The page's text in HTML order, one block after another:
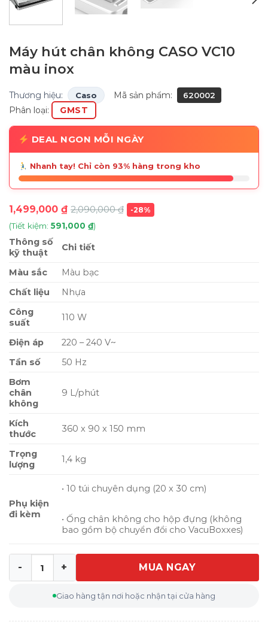
Máy hút chân không CASO VC10
màu inox
Thương hiệu: Caso Mã sản phẩm: 620002
Phân loại: GMST
DEAL NGON MỖI NGÀY
Nhanh tay! Chỉ còn 93% hàng trong kho
1,499,000 ₫ 2,090,000₫ -28%
(Tiết kiệm:591,000 ₫)
Thông số
kỹ thuật
Chi tiết
Màu sắc
Màu bạc
Chất liệu
Nhựa
Công
suất
110 W
Điện áp
220 – 240 V~
Tần số
50 Hz
Bơm
chân
không
9 L/phút
Kích
thước
360 x 90 x 150 mm
Trọng
lượng
1,4 kg
Phụ kiện
đi kèm
• 10 túi chuyên dụng (20 x 30 cm)
• Ống chân không cho hộp đựng (không
bao gồm bộ chuyển đổi cho VacuBoxxes)
Máy hút chân không CASO VC10 màu inox số lượng
MUA NGAY
Giao hàng tận nơi hoặc nhận tại cửa hàng